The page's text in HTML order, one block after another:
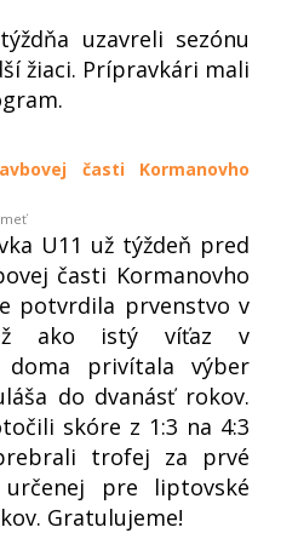
uzavreli sezónu
žiaci. Prípravkári mali
časti Kormanovho
U11 už týždeň pred
časti Kormanovho
potvrdila prvenstvo v
ako istý víťaz v
doma privítala výber
do dvanásť rokov.
skóre z 1:3 na 4:3
trofej za prvé
pre liptovské
Gratulujeme!